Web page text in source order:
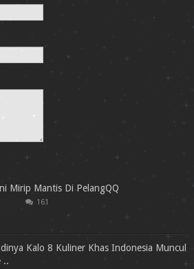
Mirip Mantis Di PelangQQ
161
Kalo 8 Kuliner Khas Indonesia Muncul
..